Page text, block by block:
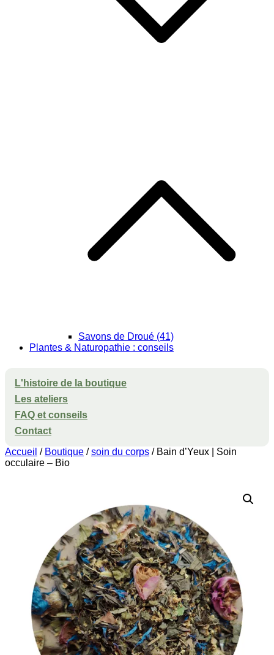
Savons de Droué (41)
Plantes & Naturopathie : conseils
L'histoire de la boutique
Les ateliers
FAQ et conseils
Contact
Accueil / Boutique /soin du corps / Bain d’Yeux | Soin
occulaire – Bio